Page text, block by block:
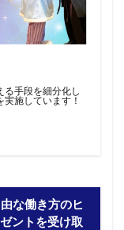
る手段を細分化し
施しています！
な働き方のヒ
ントを受け取